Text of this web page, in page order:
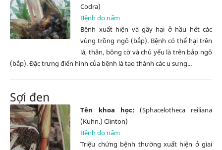
Codra)
Bệnh do nấm
Bệnh xuất hiện và gây hại ở hầu hết các
vùng trồng ngô (bắp). Bệnh có thể hại trên
lá, thân, bông cờ và chủ yếu là trên bắp ngô
(bắp). Đặc trưng điển hình của bệnh là tạo thành các u sưng...
Sợi đen
Tên khoa học: (Sphacelotheca reiliana
(Kuhn.) Clinton)
Bệnh do nấm
Triệu chứng bệnh thường xuất hiện ở giai